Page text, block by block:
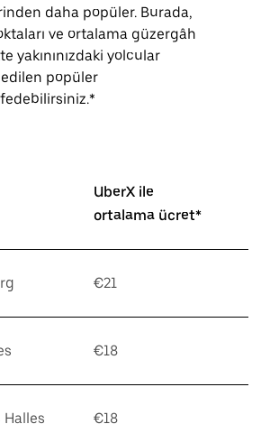
daha popüler. Burada,
ve ortalama güzergâh
yakınınızdaki yolcular
popüler
UberX ile
ortalama ücret*
€21
€18
€18